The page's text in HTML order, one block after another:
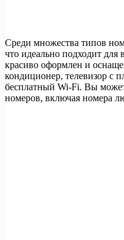
Среди множества типов
что идеально подходит
красиво оформлен и
кондиционер, телевизор с
бесплатный Wi-Fi. Вы
номеров, включая номера